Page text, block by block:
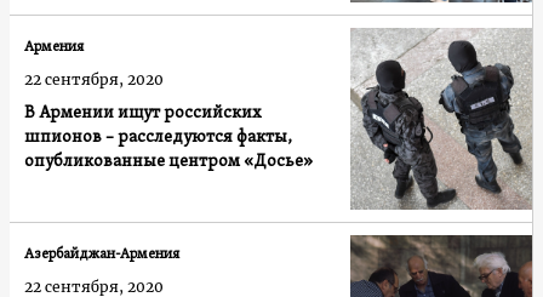
В Армении ищут российских
шпионов – расследуются факты,
опубликованные центром «Досье»
Армения
22 сентября, 2020
Азербайджан-Армения
22 сентября, 2020